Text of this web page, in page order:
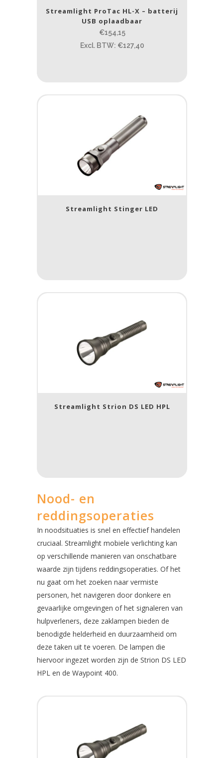
Streamlight ProTac HL-X – batterij
USB oplaadbaar
€154,15
Excl. BTW: €127,40
Streamlight Stinger LED
Streamlight Strion DS LED HPL
Nood- en
reddingsoperaties
In noodsituaties is snel en effectief handelen
cruciaal. Streamlight mobiele verlichting kan
op verschillende manieren van onschatbare
waarde zijn tijdens reddingsoperaties. Of het
nu gaat om het zoeken naar vermiste
personen, het navigeren door donkere en
gevaarlijke omgevingen of het signaleren van
hulpverleners, deze zaklampen bieden de
benodigde helderheid en duurzaamheid om
deze taken uit te voeren. De lampen die
hiervoor ingezet worden zijn de Strion DS LED
HPL en de Waypoint 400.